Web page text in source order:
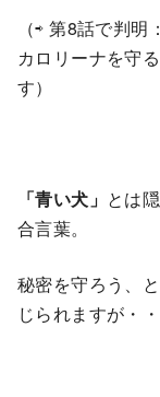
（⇨ 第8話で判
カロリーナを守
す）
「青い犬」 とは
合言葉。
秘密を守ろう、
じられますが・・